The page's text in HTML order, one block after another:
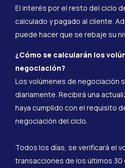
El interés por el resto del ciclo
calculado y pagado al cliente.
puede hacer que se rebaje su
¿Cómo se calcularán los
negociación?
Los volúmenes de negociación
diariamente. Recibirá una
haya cumplido con el requisito
negociación del ciclo.
Todos los días, se verificará el
transacciones de los últimos 30